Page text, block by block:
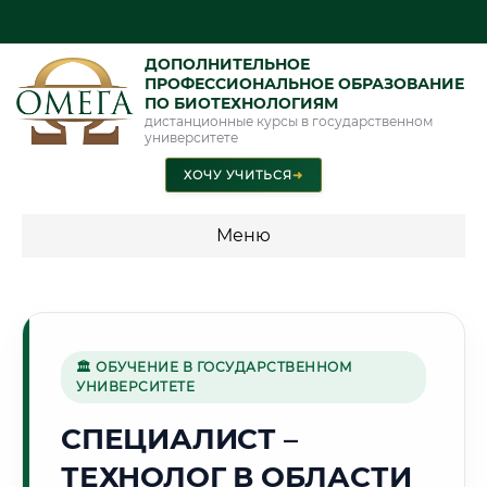
ДОПОЛНИТЕЛЬНОЕ
ПРОФЕССИОНАЛЬНОЕ ОБРАЗОВАНИЕ
ПО БИОТЕХНОЛОГИЯМ
дистанционные курсы в государственном
университете
ХОЧУ УЧИТЬСЯ➜
Меню
🌄
Г. ОШ
🏛 ОБУЧЕНИЕ В ГОСУДАРСТВЕННОМ
УНИВЕРСИТЕТЕ
СПЕЦИАЛИСТ –
ТЕХНОЛОГ В ОБЛАСТИ